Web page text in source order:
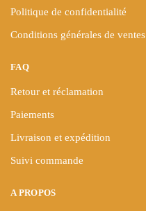
Politique de confidentialité
Conditions générales de ventes
FAQ
Retour et réclamation
Paiements
Livraison et expédition
Suivi commande
A PROPOS